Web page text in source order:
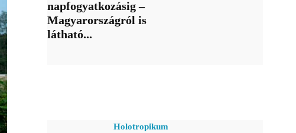
napfogyatkozásig –
Magyarországról is
látható...
Holotropikum